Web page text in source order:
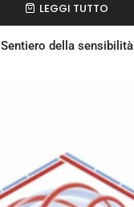
LEGGI TUTTO
Sentiero della sensibilità